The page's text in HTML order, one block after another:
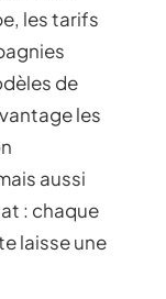
les tarifs
de
les
aussi
: chaque
laisse une